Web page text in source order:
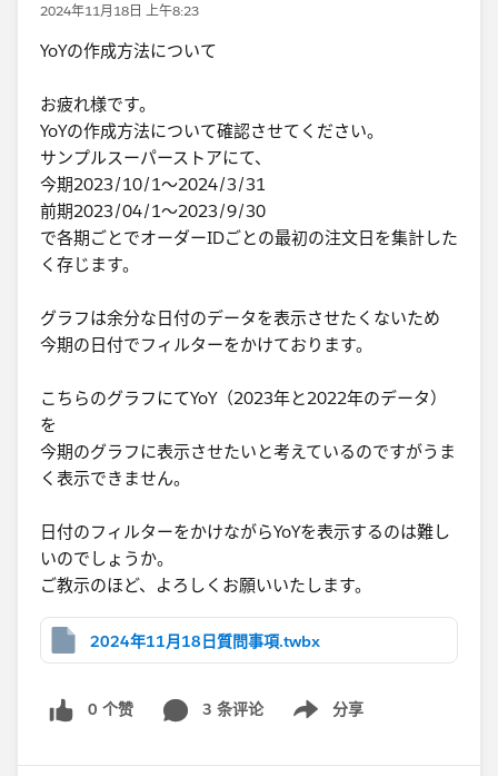
2024年11月18日 上午8:23
YoYの作成方法について
お疲れ様です。
YoYの作成方法について確認させてください。
サンプルスーパーストアにて、
今期2023/10/1～2024/3/31
前期2023/04/1～2023/9/30
で各期ごとでオーダーIDごとの最初の注文日を集計した
く存じます。
グラフは余分な日付のデータを表示させたくないため
今期の日付でフィルターをかけております。
こちらのグラフにてYoY（2023年と2022年のデータ）
を
今期のグラフに表示させたいと考えているのですがうま
く表示できません。
日付のフィルターをかけながらYoYを表示するのは難し
いのでしょうか。
ご教示のほど、よろしくお願いいたします。
2024年11月18日質問事項.twbx
0 个赞 3 条评论 分享
Show menu